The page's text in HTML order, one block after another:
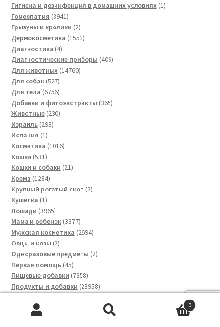
товаров
Гигиена и дезинфекция в домашних условиях 11
Гомеопатия 39413941
товар
Грызуны и кролики 22
товара
Дермокосметика 15521552
Диагностика 44
товара
Диагностические приборы 409409
Для животных 1476014760
Для собак 527527
товаров
Для тела 67566756
товаров
Добавки и фитоэкстракты 365365
Животные 230230
Израиль 293293
Испания 11
товар
Косметика 10161016
Кошки 531531
товар
Кошки и собаки 2121
Крема 12841284
товара
Крупный рогатый скот 22
Кушетка 11
товар
Лошади 39653965
товаров
Мама и ребенок 33773377
товаров
Мужская косметика 26942694
Овцы и козы 22
товара
Одноразовые предметы 22
Первая помощь 4545
товаров
Пищевые добавки 73587358
товаров
Продукты и добавки 2395823958
товар
33
товара
Пушистые животные
0